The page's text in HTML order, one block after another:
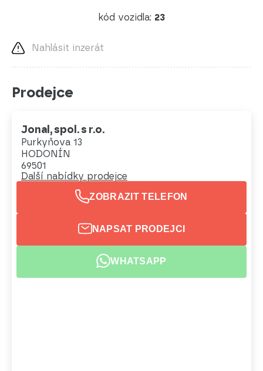
kód vozidla: 23
Nahlásit inzerát
Prodejce
Jonal, spol. s r.o.
Purkyňova 13
HODONÍN
69501
Další nabídky prodejce
ZOBRAZIT TELEFON
NAPSAT PRODEJCI
WHATSAPP